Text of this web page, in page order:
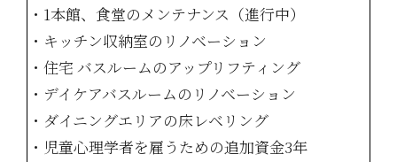
・1本館、食堂のメンテナンス（進行中）
・キッチン収納室のリノベーション
・住宅 バスルームのアップリフティング
・デイケアバスルームのリノベーション
・ダイニングエリアの床レベリング
・児童心理学者を雇うための追加資金3年